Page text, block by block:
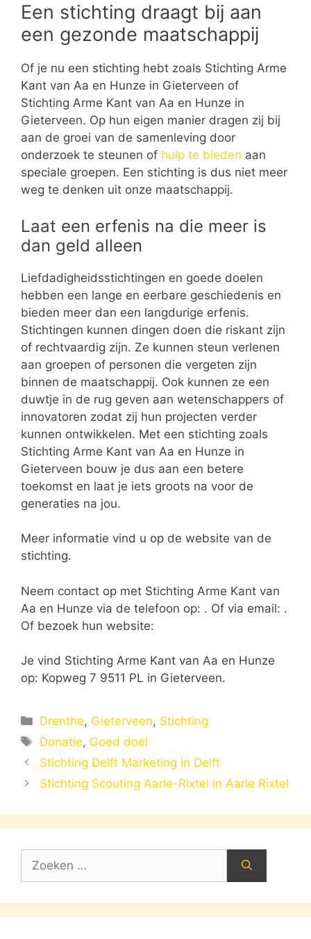
Een stichting draagt bij aan
een gezonde maatschappij
Of je nu een stichting hebt zoals Stichting Arme
Kant van Aa en Hunze in Gieterveen of
Stichting Arme Kant van Aa en Hunze in
Gieterveen. Op hun eigen manier dragen zij bij
aan de groei van de samenleving door
onderzoek te steunen of hulp te bieden aan
speciale groepen. Een stichting is dus niet meer
weg te denken uit onze maatschappij.
Laat een erfenis na die meer is
dan geld alleen
Liefdadigheidsstichtingen en goede doelen
hebben een lange en eerbare geschiedenis en
bieden meer dan een langdurige erfenis.
Stichtingen kunnen dingen doen die riskant zijn
of rechtvaardig zijn. Ze kunnen steun verlenen
aan groepen of personen die vergeten zijn
binnen de maatschappij. Ook kunnen ze een
duwtje in de rug geven aan wetenschappers of
innovatoren zodat zij hun projecten verder
kunnen ontwikkelen. Met een stichting zoals
Stichting Arme Kant van Aa en Hunze in
Gieterveen bouw je dus aan een betere
toekomst en laat je iets groots na voor de
generaties na jou.
Meer informatie vind u op de website van de
stichting.
Neem contact op met Stichting Arme Kant van
Aa en Hunze via de telefoon op: . Of via email: .
Of bezoek hun website:
Je vind Stichting Arme Kant van Aa en Hunze
op: Kopweg 7 9511 PL in Gieterveen.
Categorieën
Drenthe, Gieterveen, Stichting
Tags
Donatie, Goed doel
Stichting Delft Marketing in Delft
Stichting Scouting Aarle-Rixtel in Aarle Rixtel
Zoek